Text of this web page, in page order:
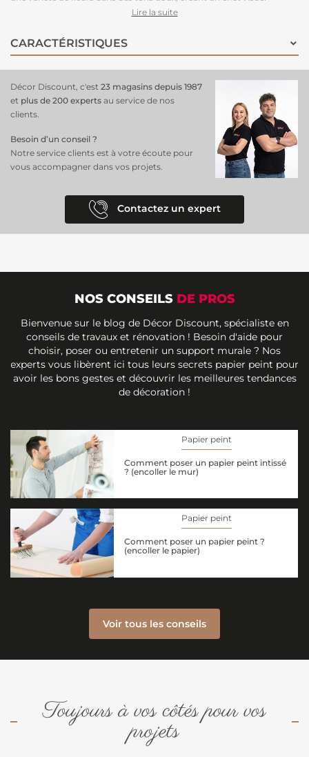
élégant et accueillant. Le dessin artistique des fleurs s'étend
ambiance raffinée et apaisante. Idéal pour créer une atmosphère
confortable et élégante, cepapier peint panoramiquetransformera
Lire la suite
CARACTÉRISTIQUES
Décor Discount, c'est 23 magasins depuis 1987
et plus de 200 experts au service de nos
clients.
Besoin d’un conseil ?
Notre service clients est à votre écoute pour
vous accompagner dans vos projets.
Contactez un expert
NOS CONSEILS DE PROS
Bienvenue sur le blog de Décor Discount, spécialiste en
conseils de travaux et rénovation ! Besoin d'aide pour
choisir, poser ou entretenir un support murale ? Nos
experts vous libèrent ici tous leurs secrets papier peint pour
avoir les bons gestes et découvrir les meilleures tendances
de décoration !
Papier peint
Comment poser un papier peint intissé
? (encoller le mur)
Papier peint
Comment poser un papier peint ?
(encoller le papier)
Voir tous les conseils
Toujours à vos côtés pour vos
projets